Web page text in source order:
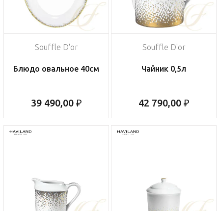
Souffle D'or
Блюдо овальное 40см
39 490,00 ₽
Souffle D'or
Чайник 0,5л
42 790,00 ₽